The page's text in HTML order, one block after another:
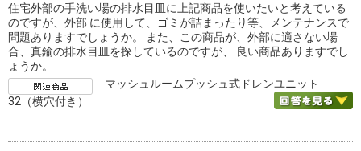
住宅外部の手洗い場の排水目皿に上記商品を使いたいと考えている
のですが、外部 に使用して、ゴミが詰まったり等、メンテナンスで
問題ありますでしょうか。 また、この商品が、外部に適さない場
合、真鍮の排水目皿を探しているのですが、 良い商品ありますでし
ょうか。
マッシュルームプッシュ式ドレンユニット
32（横穴付き）